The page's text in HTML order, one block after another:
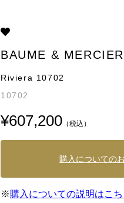
BAUME & MERCIER
Riviera 10702
10702
¥607,200 （税込）
購入についての
※購入についての説明はこち